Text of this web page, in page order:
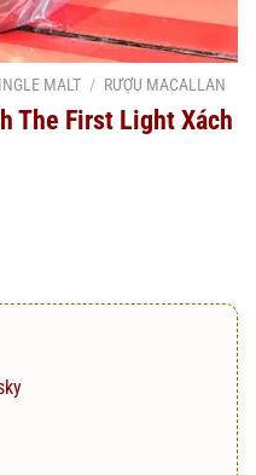
MALT / RƯỢU MACALLAN
The First Light Xách